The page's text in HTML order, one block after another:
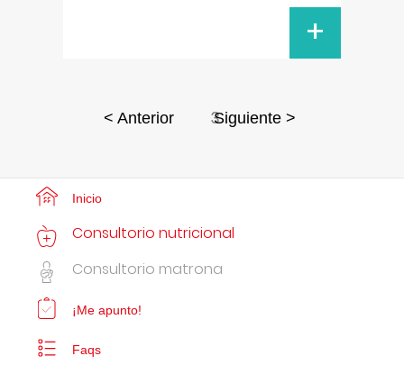
+
< Anterior 3Siguiente >
Inicio
Consultorio nutricional
Consultorio matrona
¡Me apunto!
Faqs